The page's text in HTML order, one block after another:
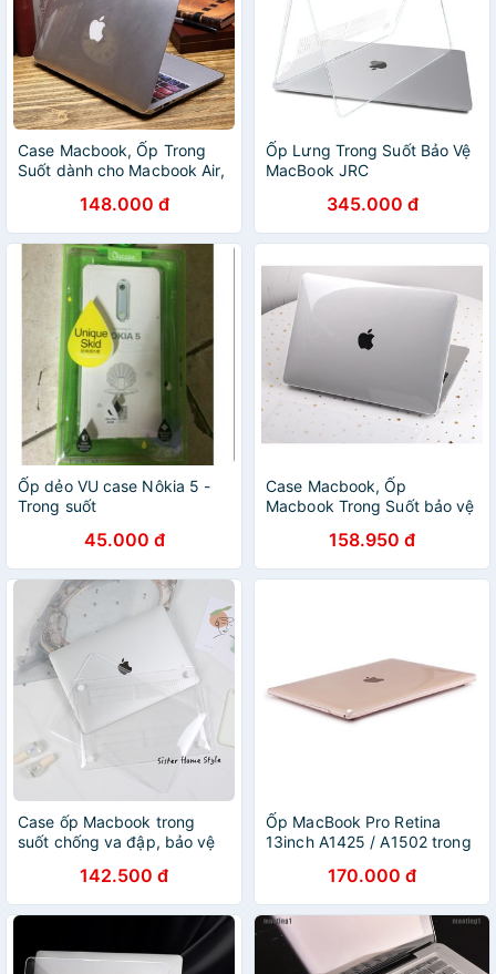
Case Macbook, Ốp Trong
Suốt dành cho Macbook Air,
148.000 đ
Ốp Lưng Trong Suốt Bảo Vệ
MacBook JRC
345.000 đ
Ốp dẻo VU case Nôkia 5 -
Trong suốt
45.000 đ
Case Macbook, Ốp
Macbook Trong Suốt bảo vệ
158.950 đ
Case ốp Macbook trong
suốt chống va đập, bảo vệ
macbook142.500 đ
Ốp MacBook Pro Retina
13inch A1425 / A1502 trong
170.000 đ